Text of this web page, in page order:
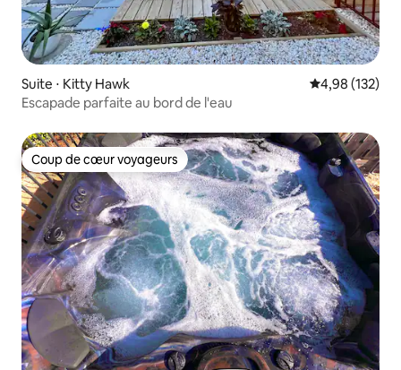
Suite ⋅ Kitty Hawk Évaluation
4,98 (132)
Escapade parfaite au bord de l'eau
Coup de cœur voyageurs
Coup de cœur voyageurs